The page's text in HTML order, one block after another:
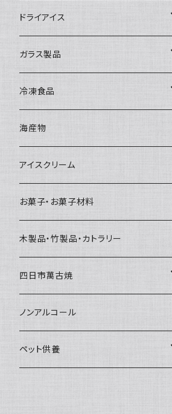
丸氷
直径70mm
直径65mm
角氷
砕氷
氷河の氷
氷アイテム
かき氷シロップ
無果汁1.8Lパック
無果汁1Lパック
果汁入り600ｍL瓶
無添加瓶シロップ
かき氷機・かき氷器
かき氷カップ
発泡スチロール無地-使い捨て
発泡スチロールプリント柄
かき氷スプーン・スプーンストロー
プラスチック・スプーン
プラスチック・スプーンストロー
コンデンスミルク・練乳・あんこ
かき氷セット
その他かき氷用品
ドライアイス
ドライアイス3ｋｇ
ドライアイス4ｋｇ
ドライアイス5ｋｇ
ドライアイス8ｋｇ
ドライアイス10ｋｇ
ドライアイス15ｋｇ
ドライアイス20ｋｇ
ドライアイス25ｋｇ
ガラス製品
オンザロック・グラス
ビール・グラス
タンブラー
かき氷器
冷凍食品
肉まん・あんまん
パスタ・スパゲッティ
惣菜
海産物
アイスクリーム
お菓子・お菓子材料
木製品・竹製品・カトラリー
四日市萬古焼
土鍋・土釜
一般土鍋
皿・椀・丼・小物
ノンアルコール
ペット供養